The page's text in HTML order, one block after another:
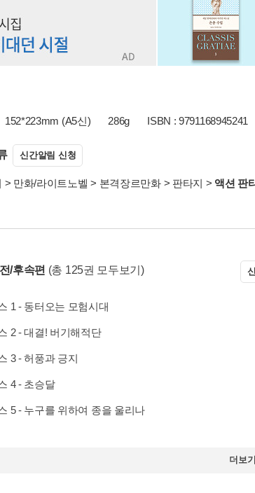
152*223mm (A5신) 286g ISBN : 9791168945241
신간알림 신청
> 만화/라이트노벨 > 본격장르만화> 판타지 > 액션 판
/후속편 (총 125권 모두보기)
1 - 동터오는 모험시대
2 - 대결! 버기해적단
3 - 허풍과 긍지
4 - 초승달
5 - 누구를 위하여 종을 울리나
더보기